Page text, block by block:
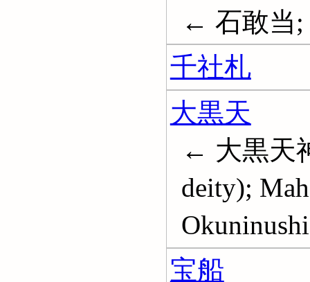
← 石敢当;
千社札
大黒天
← 大黒天
deity);
宝船